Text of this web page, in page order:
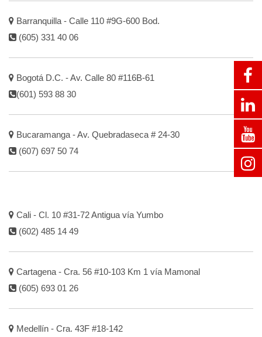
Barranquilla - Calle 110 #9G-600 Bod.
(605) 331 40 06
Bogotá D.C. - Av. Calle 80 #116B-61
(601) 593 88 30
Bucaramanga - Av. Quebradaseca # 24-30
(607) 697 50 74
Cali - Cl. 10 #31-72 Antigua vía Yumbo
(602) 485 14 49
Cartagena - Cra. 56 #10-103 Km 1 vía Mamonal
(605) 693 01 26
Medellín - Cra. 43F #18-142